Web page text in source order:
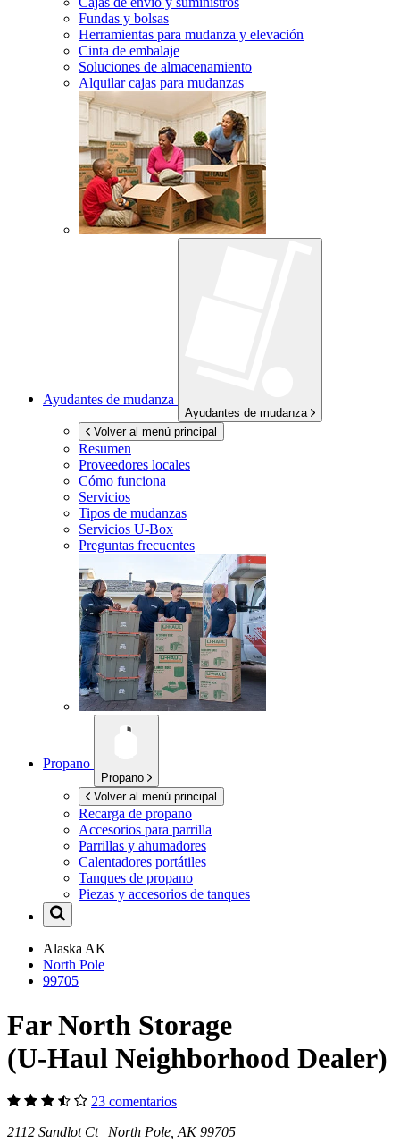
Fundas y bolsas
Herramientas para mudanza y elevación
Cinta de embalaje
Soluciones de almacenamiento
Alquilar cajas para mudanzas
Ayudantes de mudanza
Ayudantes de mudanza
Volver al menú principal
Resumen
Proveedores locales
Cómo funciona
Servicios
Tipos de mudanzas
Servicios U-Box
Preguntas frecuentes
Propano
Propano
Volver al menú principal
Recarga de propano
Accesorios para parrilla
Parrillas y ahumadores
Calentadores portátiles
Tanques de propano
Piezas y accesorios de tanques
Alaska AK
North Pole
99705
Far North Storage
(U-Haul Neighborhood Dealer)
23 comentarios
2112 Sandlot Ct North Pole, AK 99705